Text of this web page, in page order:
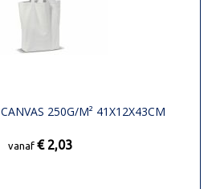
250G/M² 41X12X43CM
vanaf € 2,03